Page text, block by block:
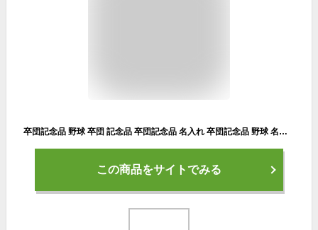
卒団記念品 野球 卒団 記念品 卒団記念品 名入れ 卒団記念品 野球 名入れ 卒団記念品 バスケ 卒団記念品 サッカー 名入れ 卒団記念品 野球 フォトフレーム 名入れ 卒業記念品 名入れ 1個から 卒業記念品 サッカー 卒部記念品 卒園記念
この商品をサイトでみる